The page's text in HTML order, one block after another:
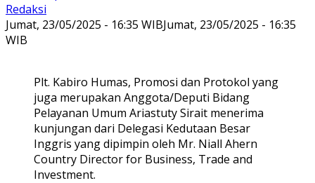
Redaksi
Jumat, 23/05/2025 - 16:35 WIBJumat, 23/05/2025 - 16:35
WIB
Plt. Kabiro Humas, Promosi dan Protokol yang
juga merupakan Anggota/Deputi Bidang
Pelayanan Umum Ariastuty Sirait menerima
kunjungan dari Delegasi Kedutaan Besar
Inggris yang dipimpin oleh Mr. Niall Ahern
Country Director for Business, Trade and
Investment.